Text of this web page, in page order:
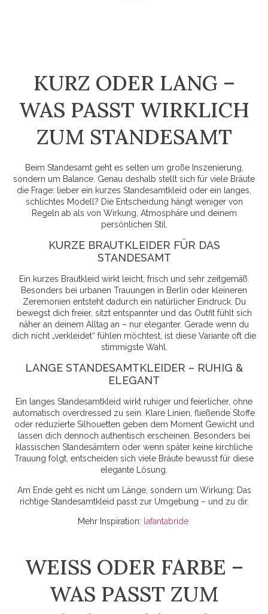
KURZ ODER LANG –
WAS PASST WIRKLICH
ZUM STANDESAMT
Beim Standesamt geht es selten um große Inszenierung,
sondern um Balance. Genau deshalb stellt sich für viele Bräute
die Frage: lieber ein kurzes Standesamtkleid oder ein langes,
schlichtes Modell? Die Entscheidung hängt weniger von
Regeln ab als von Wirkung, Atmosphäre und deinem
persönlichen Stil.
KURZE BRAUTKLEIDER FÜR DAS
STANDESAMT
Ein kurzes Brautkleid wirkt leicht, frisch und sehr zeitgemäß.
Besonders bei urbanen Trauungen in Berlin oder kleineren
Zeremonien entsteht dadurch ein natürlicher Eindruck. Du
bewegst dich freier, sitzt entspannter und das Outfit fühlt sich
näher an deinem Alltag an – nur eleganter. Gerade wenn du
dich nicht „verkleidet“ fühlen möchtest, ist diese Variante oft die
stimmigste Wahl.
LANGE STANDESAMTKLEIDER – RUHIG &
ELEGANT
Ein langes Standesamtkleid wirkt ruhiger und feierlicher, ohne
automatisch overdressed zu sein. Klare Linien, fließende Stoffe
oder reduzierte Silhouetten geben dem Moment Gewicht und
lassen dich dennoch authentisch erscheinen. Besonders bei
klassischen Standesämtern oder wenn später keine kirchliche
Trauung folgt, entscheiden sich viele Bräute bewusst für diese
elegante Lösung.
Am Ende geht es nicht um Länge, sondern um Wirkung: Das
richtige Standesamtkleid passt zur Umgebung – und zu dir.
Mehr Inspiration: lafantabride
WEISS ODER FARBE –
WAS PASST ZUM